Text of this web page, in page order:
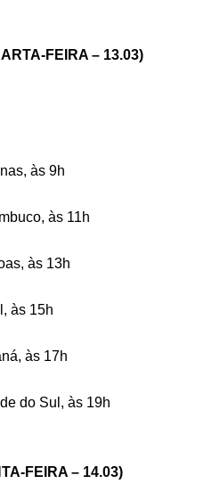
FEIRA – 13.03)
às 9h
às 11h
às 13h
às 15h
às 17h
do Sul, às 19h
FEIRA – 14.03)